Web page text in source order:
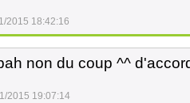
2015 18:42:16
non du coup ^^
2015 19:07:14